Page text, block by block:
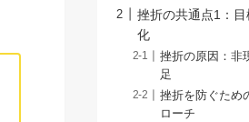
挫折の共通点1：
化
挫折の原因：非
足
挫折を防ぐため
ローチ